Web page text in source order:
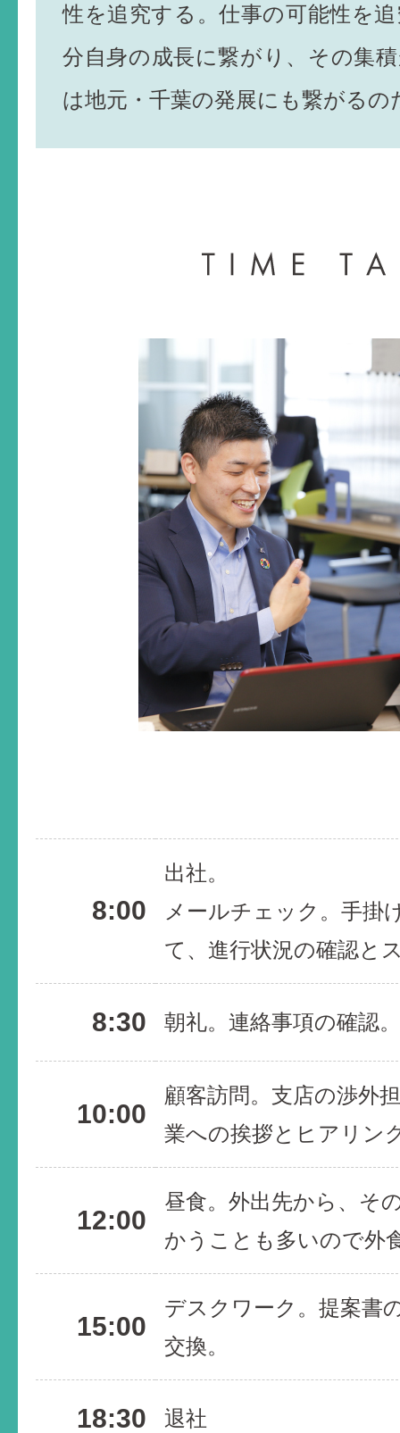
性を追究する。仕事の可能性を
分自身の成長に繋がり、その集
は地元・千葉の発展にも繋がる
8:00
出社。
メールチェック。手掛
て、進行状況の確認と
8:30 朝礼。連絡事項の確認。
10:00
顧客訪問。支店の渉外
業への挨拶とヒアリン
12:00
昼食。外出先から、そ
かうことも多いので外
15:00
デスクワーク。提案書
交換。
18:30 退社